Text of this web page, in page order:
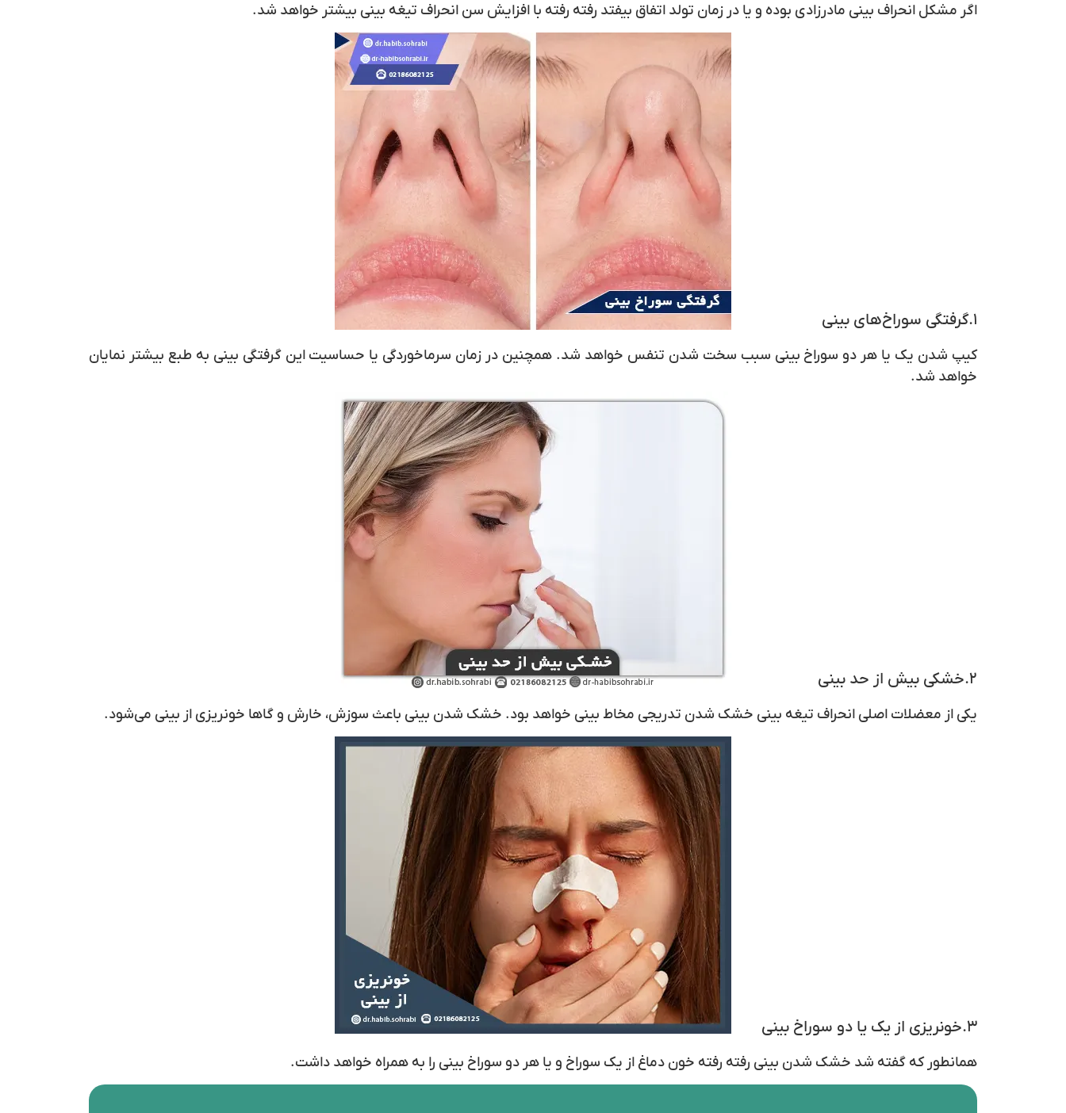
اگر مشکل انحراف بینی مادرزادی بوده و یا در زمان تولد اتفاق بیفتد رفته رفته با افزایش سن انحراف تیغه بینی بیشتر خواهد شد.
۱.گرفتگی سوراخ‌های بینی
کیپ شدن یک یا هر دو سوراخ بینی سبب سخت شدن تنفس خواهد شد. همچنین در زمان سرماخوردگی یا حساسیت این گرفتگی بینی به طبع بیشتر نمایان
خواهد شد.
۲.خشکی بیش از حد بینی
یکی از معضلات اصلی انحراف تیغه بینی خشک شدن تدریجی مخاط بینی خواهد بود. خشک شدن بینی باعث سوزش، خارش و گاها خونریزی از بینی می‌شود.
۳.خونریزی از یک یا دو سوراخ بینی
همانطور که گفته شد خشک شدن بینی رفته رفته خون دماغ از یک سوراخ و یا هر دو سوراخ بینی را به همراه خواهد داشت.